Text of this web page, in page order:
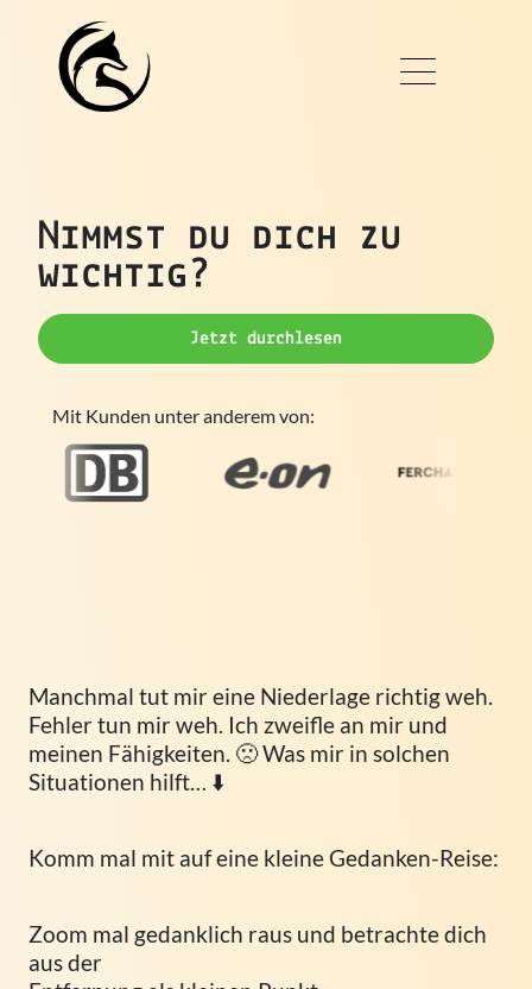
Nimmst du dich zu
wichtig?
Jetzt durchlesen
Mit Kunden unter anderem von:
Manchmal tut mir eine Niederlage richtig weh.
Fehler tun mir weh. Ich zweifle an mir und
meinen Fähigkeiten. 🙁 Was mir in solchen
Situationen hilft… ⬇️
Komm mal mit auf eine kleine Gedanken-Reise:
Zoom mal gedanklich raus und betrachte dich
aus der